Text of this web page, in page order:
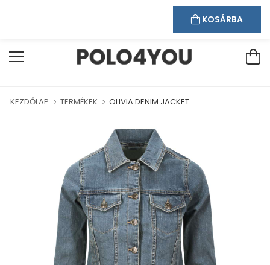
Bejelentkezés Regisztráció
KEZDŐLAP TERMÉKEK OLIVIA DENIM JACKET
KOSÁRBA